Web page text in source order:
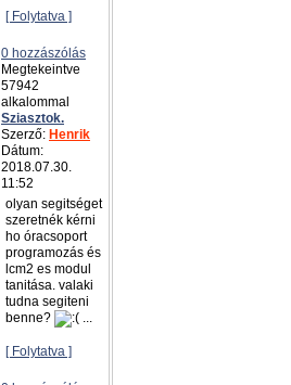
[ Folytatva ]
0 hozzászólás
Megtekeintve
57942
alkalommal
Sziasztok.
Szerző: Henrik
Dátum:
2018.07.30.
11:52
olyan segitséget
szeretnék kérni
ho óracsoport
programozás és
lcm2 es modul
tanitása. valaki
tudna segiteni
benne?
...
[ Folytatva ]